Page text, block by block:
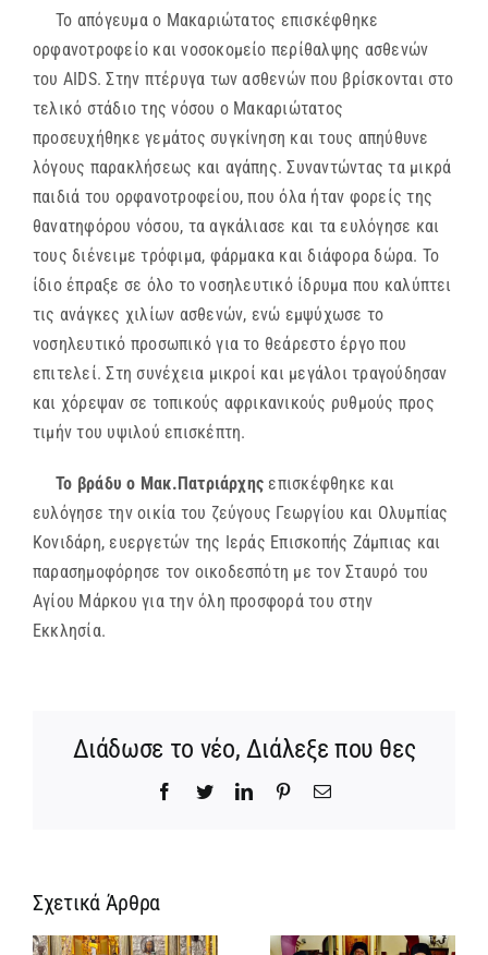
Το απόγευμα ο Μακαριώτατος επισκέφθηκε
ορφανοτροφείο και νοσοκομείο περίθαλψης ασθενών
του AIDS. Στην πτέρυγα των ασθενών που βρίσκονται στο
τελικό στάδιο της νόσου ο Μακαριώτατος
προσευχήθηκε γεμάτος συγκίνηση και τους απηύθυνε
λόγους παρακλήσεως και αγάπης. Συναντώντας τα μικρά
παιδιά του ορφανοτροφείου, που όλα ήταν φορείς της
θανατηφόρου νόσου, τα αγκάλιασε και τα ευλόγησε και
τους διένειμε τρόφιμα, φάρμακα και διάφορα δώρα. Το
ίδιο έπραξε σε όλο το νοσηλευτικό ίδρυμα που καλύπτει
τις ανάγκες χιλίων ασθενών, ενώ εμψύχωσε το
νοσηλευτικό προσωπικό για το θεάρεστο έργο που
επιτελεί. Στη συνέχεια μικρoί και μεγάλοι τραγούδησαν
και χόρεψαν σε τοπικούς αφρικανικούς ρυθμούς προς
τιμήν του υψιλού επισκέπτη.
Το βράδυ ο Μακ.Πατριάρχης επισκέφθηκε και
ευλόγησε την οικία του ζεύγους Γεωργίου και Ολυμπίας
Κονιδάρη, ευεργετών της Ιεράς Επισκοπής Ζάμπιας και
παρασημοφόρησε τον οικοδεσπότη με τον Σταυρό του
Αγίου Μάρκου για την όλη προσφορά του στην
Εκκλησία.
Διάδωσε το νέο, Διάλεξε που θες
Facebook
TwitterLinkedInPinterestEmail
Σχετικά ΆρθραΊδρυση
Γυναικείας